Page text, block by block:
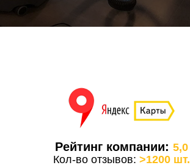
Рейтинг компании:5,0
Кол-во отзывов:>1200 шт.